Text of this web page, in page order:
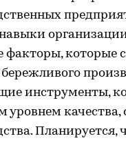
факторы, которые
инструменты,
уровнем качества,
Планируется,